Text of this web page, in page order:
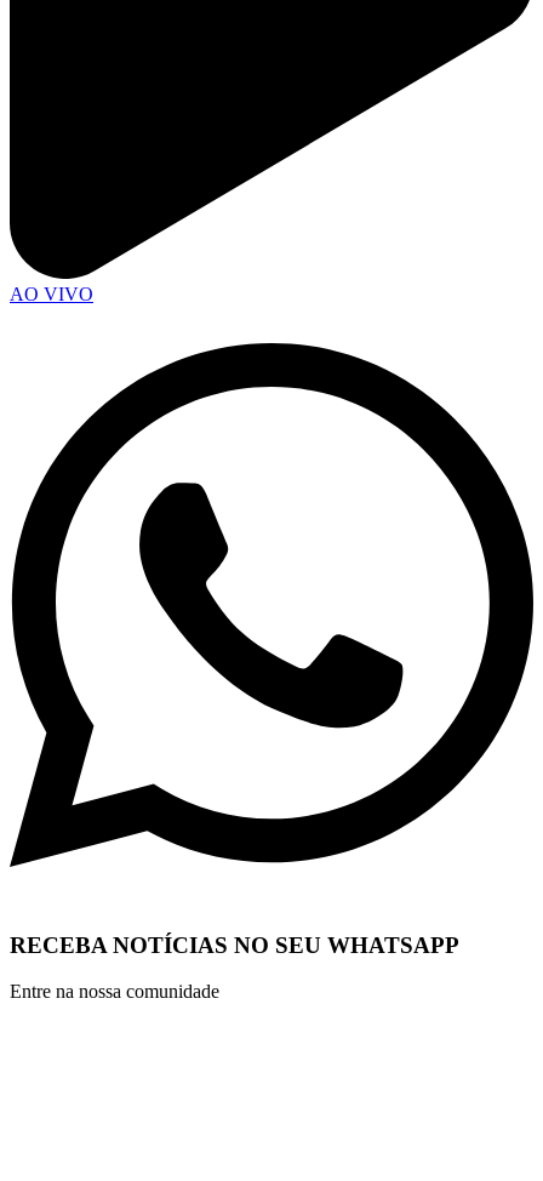
AO VIVO
RECEBA NOTÍCIAS NO SEU WHATSAPP
Entre na nossa comunidade